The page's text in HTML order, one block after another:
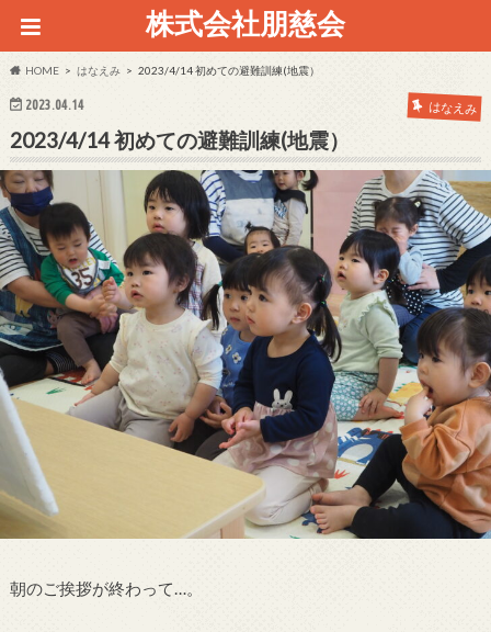
株式会社朋慈会
HOME はなえみ 2023/4/14 初めての避難訓練(地震）
2023.04.14 はなえみ
2023/4/14 初めての避難訓練(地震）
朝のご挨拶が終わって…。